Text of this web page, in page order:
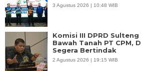
3 Agustus 2026 | 10:48 WIB
Komisi III DPRD
Bawah Tanah PT CPM,
Segera Bertindak
2 Agustus 2026 | 19:15 WIB